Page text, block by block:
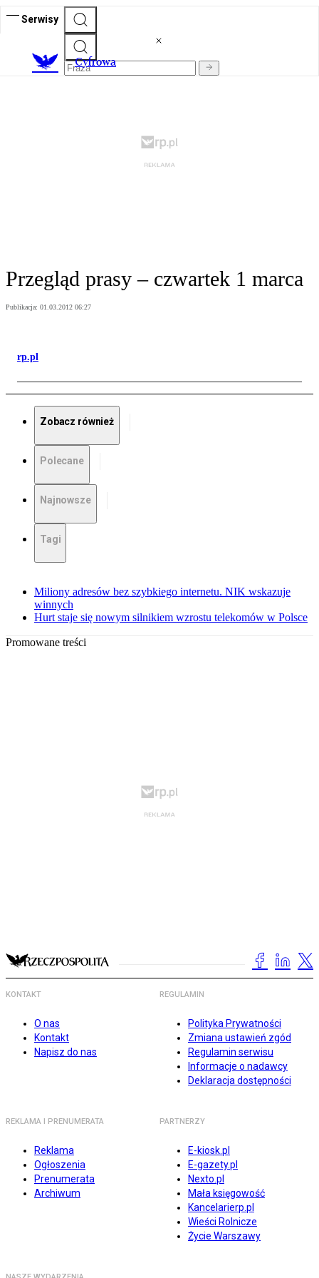
Serwisy
Cyfrowa
Przegląd prasy – czwartek 1 marca
Publikacja: 01.03.2012 06:27
rp.pl
Zobacz również
Polecane
Najnowsze
Tagi
Miliony adresów bez szybkiego internetu. NIK wskazuje
winnych
Hurt staje się nowym silnikiem wzrostu telekomów w Polsce
Promowane treści
KONTAKT
O nas
Kontakt
Napisz do nas
REGULAMIN
Polityka Prywatności
Zmiana ustawień zgód
Regulamin serwisu
Informacje o nadawcy
Deklaracja dostępności
REKLAMA I PRENUMERATA
Reklama
Ogłoszenia
Prenumerata
Archiwum
PARTNERZY
E-kiosk.pl
E-gazety.pl
Nexto.pl
Mała księgowość
Kancelarierp.pl
Wieści Rolnicze
Życie Warszawy